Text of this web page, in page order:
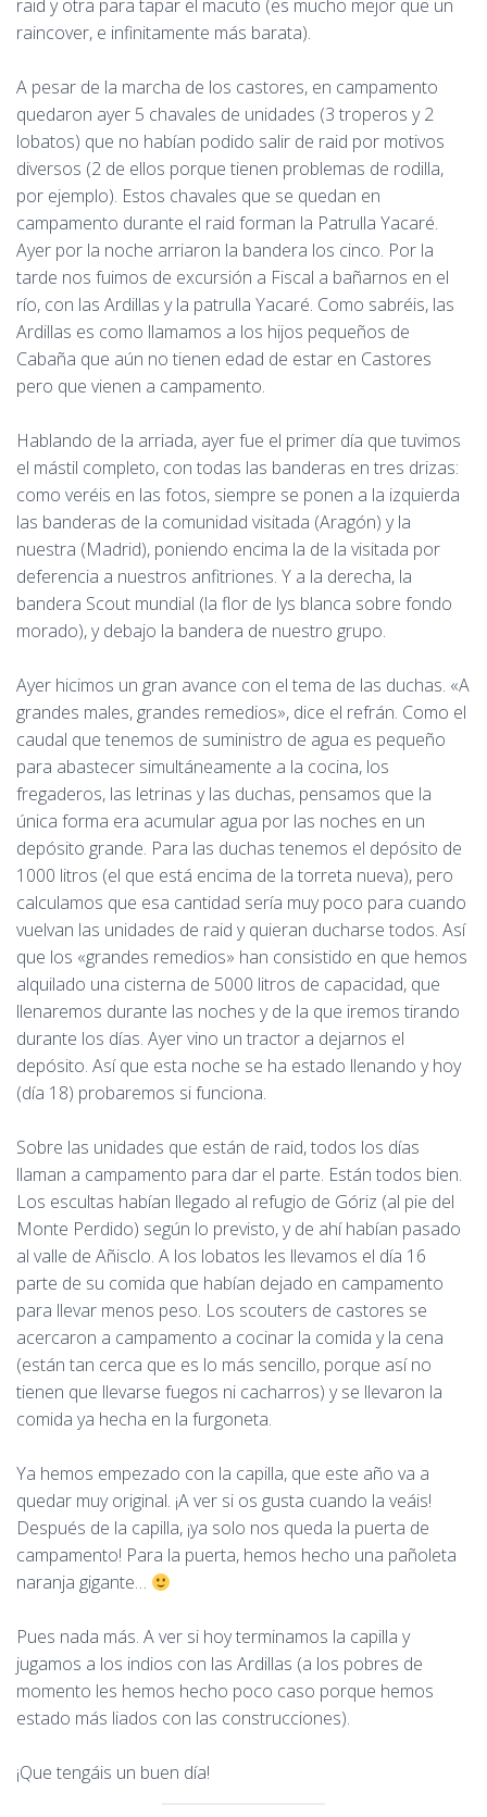
raid y otra para tapar el macuto (es mucho mejor que un
raincover, e infinitamente más barata).
A pesar de la marcha de los castores, en campamento
quedaron ayer 5 chavales de unidades (3 troperos y 2
lobatos) que no habían podido salir de raid por motivos
diversos (2 de ellos porque tienen problemas de rodilla,
por ejemplo). Estos chavales que se quedan en
campamento durante el raid forman la Patrulla Yacaré.
Ayer por la noche arriaron la bandera los cinco. Por la
tarde nos fuimos de excursión a Fiscal a bañarnos en el
río, con las Ardillas y la patrulla Yacaré. Como sabréis, las
Ardillas es como llamamos a los hijos pequeños de
Cabaña que aún no tienen edad de estar en Castores
pero que vienen a campamento.
Hablando de la arriada, ayer fue el primer día que tuvimos
el mástil completo, con todas las banderas en tres drizas:
como veréis en las fotos, siempre se ponen a la izquierda
las banderas de la comunidad visitada (Aragón) y la
nuestra (Madrid), poniendo encima la de la visitada por
deferencia a nuestros anfitriones. Y a la derecha, la
bandera Scout mundial (la flor de lys blanca sobre fondo
morado), y debajo la bandera de nuestro grupo.
Ayer hicimos un gran avance con el tema de las duchas. «A
grandes males, grandes remedios», dice el refrán. Como el
caudal que tenemos de suministro de agua es pequeño
para abastecer simultáneamente a la cocina, los
fregaderos, las letrinas y las duchas, pensamos que la
única forma era acumular agua por las noches en un
depósito grande. Para las duchas tenemos el depósito de
1000 litros (el que está encima de la torreta nueva), pero
calculamos que esa cantidad sería muy poco para cuando
vuelvan las unidades de raid y quieran ducharse todos. Así
que los «grandes remedios» han consistido en que hemos
alquilado una cisterna de 5000 litros de capacidad, que
llenaremos durante las noches y de la que iremos tirando
durante los días. Ayer vino un tractor a dejarnos el
depósito. Así que esta noche se ha estado llenando y hoy
(día 18) probaremos si funciona.
Sobre las unidades que están de raid, todos los días
llaman a campamento para dar el parte. Están todos bien.
Los escultas habían llegado al refugio de Góriz (al pie del
Monte Perdido) según lo previsto, y de ahí habían pasado
al valle de Añisclo. A los lobatos les llevamos el día 16
parte de su comida que habían dejado en campamento
para llevar menos peso. Los scouters de castores se
acercaron a campamento a cocinar la comida y la cena
(están tan cerca que es lo más sencillo, porque así no
tienen que llevarse fuegos ni cacharros) y se llevaron la
comida ya hecha en la furgoneta.
Ya hemos empezado con la capilla, que este año va a
quedar muy original. ¡A ver si os gusta cuando la veáis!
Después de la capilla, ¡ya solo nos queda la puerta de
campamento! Para la puerta, hemos hecho una pañoleta
naranja gigante…
Pues nada más. A ver si hoy terminamos la capilla y
jugamos a los indios con las Ardillas (a los pobres de
momento les hemos hecho poco caso porque hemos
estado más liados con las construcciones).
¡Que tengáis un buen día!